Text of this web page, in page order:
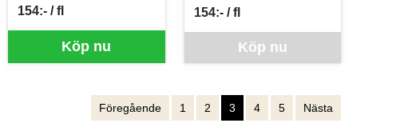
Köp nu
154:- / fl
SEK per FL
Köp nu
154:- / fl
SEK per FL
Föregående 1 2 3 4 5 Nästa